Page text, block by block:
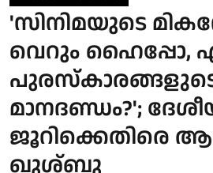
'സിനിമയുടെ
വെറും ഹൈപ്പോ,
മാനദണ്ഡം?';
ജൂറിക്കെതിരെ
ഖുശ്ബു